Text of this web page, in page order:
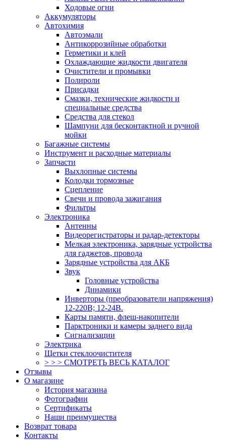
Ходовые огни
Аккумуляторы
Автохимия
Автоэмали
Антикоррозийные обработки
Герметики и клей
Охлаждающие жидкости двигателя
Очистители и промывки
Полироли
Присадки
Смазки, технические жидкости и
специальные средства
Средства для стекол
Шампуни для бесконтактной и ручной
мойки
Багажные системы
Инструмент и расходные материалы
Запчасти
Выхлопные системы
Колодки тормозные
Сцепление
Свечи и провода зажигания
Фильтры
Электроника
Антенны
Видеорегистраторы и радар-детекторы
Мелкая электроника, зарядные устройства
для гаджетов, провода
Зарядные устройства для АКБ
Звук
Головные устройства
Динамики
Инверторы (преобразователи напряжения)
12-220В; 12-24В.
Карты памяти, флеш-накопители
Парктроники и камеры заднего вида
Сигнализации
Электрика
Щетки стеклоочистителя
> > > СМОТРЕТЬ ВЕСЬ КАТАЛОГ
Отзывы
О магазине
История магазина
Фотографии
Сертификаты
Наши преимущества
Возврат товара
Контакты